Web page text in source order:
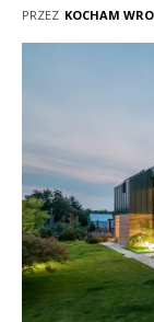
PRZEZ KOCHAM